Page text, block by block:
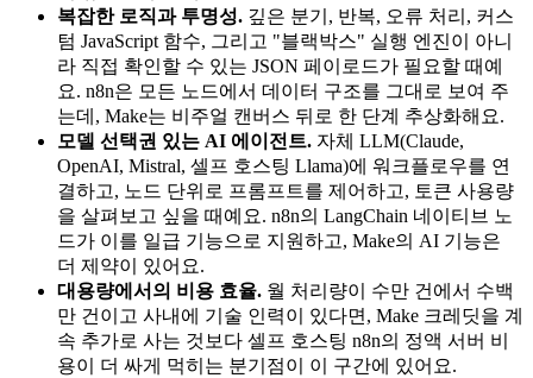
복잡한 로직과 투명성. 깊은 분기, 반복, 오류 처리, 커스
텀 JavaScript 함수, 그리고 "블랙박스" 실행 엔진이 아니
라 직접 확인할 수 있는 JSON 페이로드가 필요할 때예
요. n8n은 모든 노드에서 데이터 구조를 그대로 보여 주
는데, Make는 비주얼 캔버스 뒤로 한 단계 추상화해요.
모델 선택권 있는 AI 에이전트. 자체 LLM(Claude,
OpenAI, Mistral, 셀프 호스팅 Llama)에 워크플로우를 연
결하고, 노드 단위로 프롬프트를 제어하고, 토큰 사용량
을 살펴보고 싶을 때예요. n8n의 LangChain 네이티브 노
드가 이를 일급 기능으로 지원하고, Make의 AI 기능은
더 제약이 있어요.
대용량에서의 비용 효율. 월 처리량이 수만 건에서 수백
만 건이고 사내에 기술 인력이 있다면, Make 크레딧을 계
속 추가로 사는 것보다 셀프 호스팅 n8n의 정액 서버 비
용이 더 싸게 먹히는 분기점이 이 구간에 있어요.